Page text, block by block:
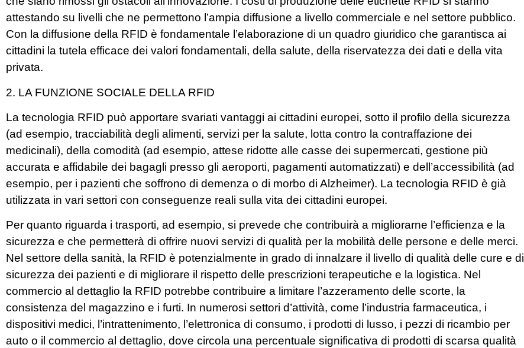
attestando su livelli che ne permettono l’ampia diffusione a livello commerciale e nel settore pubblico.
Con la diffusione della RFID è fondamentale l’elaborazione di un quadro giuridico che garantisca ai
cittadini la tutela efficace dei valori fondamentali, della salute, della riservatezza dei dati e della vita
privata.
2. LA FUNZIONE SOCIALE DELLA RFID
La tecnologia RFID può apportare svariati vantaggi ai cittadini europei, sotto il profilo della sicurezza
(ad esempio, tracciabilità degli alimenti, servizi per la salute, lotta contro la contraffazione dei
medicinali), della comodità (ad esempio, attese ridotte alle casse dei supermercati, gestione più
accurata e affidabile dei bagagli presso gli aeroporti, pagamenti automatizzati) e dell’accessibilità (ad
esempio, per i pazienti che soffrono di demenza o di morbo di Alzheimer). La tecnologia RFID è già
utilizzata in vari settori con conseguenze reali sulla vita dei cittadini europei.
Per quanto riguarda i trasporti, ad esempio, si prevede che contribuirà a migliorarne l’efficienza e la
sicurezza e che permetterà di offrire nuovi servizi di qualità per la mobilità delle persone e delle merci.
Nel settore della sanità, la RFID è potenzialmente in grado di innalzare il livello di qualità delle cure e di
sicurezza dei pazienti e di migliorare il rispetto delle prescrizioni terapeutiche e la logistica. Nel
commercio al dettaglio la RFID potrebbe contribuire a limitare l’azzeramento delle scorte, la
consistenza del magazzino e i furti. In numerosi settori d’attività, come l’industria farmaceutica, i
dispositivi medici, l’intrattenimento, l’elettronica di consumo, i prodotti di lusso, i pezzi di ricambio per
auto o il commercio al dettaglio, dove circola una percentuale significativa di prodotti di scarsa qualità